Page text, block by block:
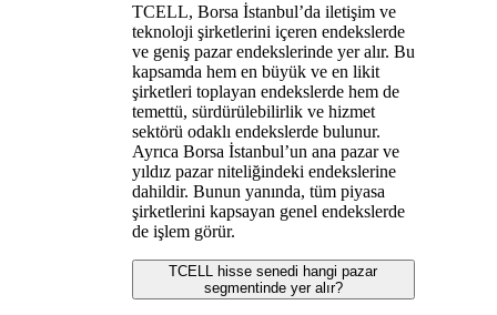
TCELL, Borsa İstanbul’da iletişim ve
teknoloji şirketlerini içeren endekslerde
ve geniş pazar endekslerinde yer alır. Bu
kapsamda hem en büyük ve en likit
şirketleri toplayan endekslerde hem de
temettü, sürdürülebilirlik ve hizmet
sektörü odaklı endekslerde bulunur.
Ayrıca Borsa İstanbul’un ana pazar ve
yıldız pazar niteliğindeki endekslerine
dahildir. Bunun yanında, tüm piyasa
şirketlerini kapsayan genel endekslerde
de işlem görür.
TCELL hisse senedi hangi pazar
segmentinde yer alır?